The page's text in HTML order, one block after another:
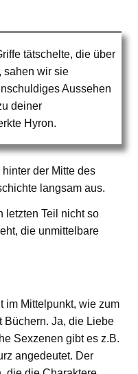
tätschelte, die über
sahen wir sie
Aussehen
deiner
Hyron.
der Mitte des
langsam aus.
letzten Teil nicht so
die unmittelbare
im Mittelpunkt, wie zum
Büchern. Ja, die Liebe
Sexzenen gibt es z.B.
angedeutet. Der